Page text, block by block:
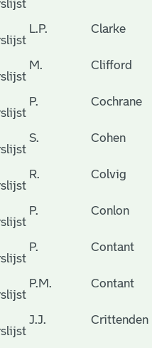
L.P. Clarke
M. Clifford
P. Cochrane
S. Cohen
R. Colvig
P. Conlon
P. Contant
P.M. Contant
J.J. Crittenden